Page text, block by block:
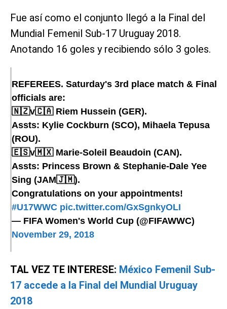
Fue así como el conjunto llegó a la Final del
Mundial Femenil Sub-17 Uruguay 2018.
Anotando 16 goles y recibiendo sólo 3 goles.
REFEREES. Saturday's 3rd place match & Final
officials are:
🇳🇿v🇨🇦 Riem Hussein (GER).
Assts: Kylie Cockburn (SCO), Mihaela Tepusa
(ROU).
🇪🇸v🇲🇽 Marie-Soleil Beaudoin (CAN).
Assts: Princess Brown & Stephanie-Dale Yee
Sing (JAM🇯🇲).
Congratulations on your appointments!
#U17WWC pic.twitter.com/GxSgnkyOLI
— FIFA Women's World Cup (@FIFAWWC)
November 29, 2018
TAL VEZ TE INTERESE: México Femenil Sub-
17 accede a la Final del Mundial Uruguay
2018